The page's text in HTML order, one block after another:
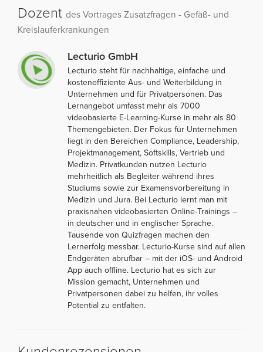
Dozent des Vortrages Zusatzfragen - Gefäß- und
Kreislauferkrankungen
Lecturio GmbH
Lecturio steht für nachhaltige, einfache und
kosteneffiziente Aus- und Weiterbildung in
Unternehmen und für Privatpersonen. Das
Lernangebot umfasst mehr als 7000
videobasierte E-Learning-Kurse in mehr als 80
Themengebieten. Der Fokus für Unternehmen
liegt in den Bereichen Compliance, Leadership,
Projektmanagement, Softskills, Vertrieb und
Medizin. Privatkunden nutzen Lecturio
mehrheitlich als Begleiter während ihres
Studiums sowie zur Examensvorbereitung in
Medizin und Jura. Bei Lecturio lernt man mit
praxisnahen videobasierten Online-Trainings –
in deutscher und in englischer Sprache.
Tausende von Quizfragen machen den
Lernerfolg messbar. Lecturio-Kurse sind auf allen
Endgeräten abrufbar – mit der iOS- und Android
App auch offline. Lecturio hat es sich zur
Mission gemacht, Unternehmen und
Privatpersonen dabei zu helfen, ihr volles
Potential zu entfalten.